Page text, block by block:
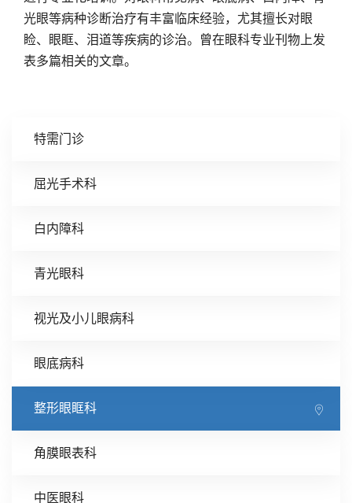
特需门诊
屈光手术科
白内障科
青光眼科
视光及小儿眼病科
眼底病科
整形眼眶科
角膜眼表科
中医眼科
光眼等病种诊断治疗有丰富临床经验，尤其擅长对眼
睑、眼眶、泪道等疾病的诊治。曾在眼科专业刊物上发
表多篇相关的文章。